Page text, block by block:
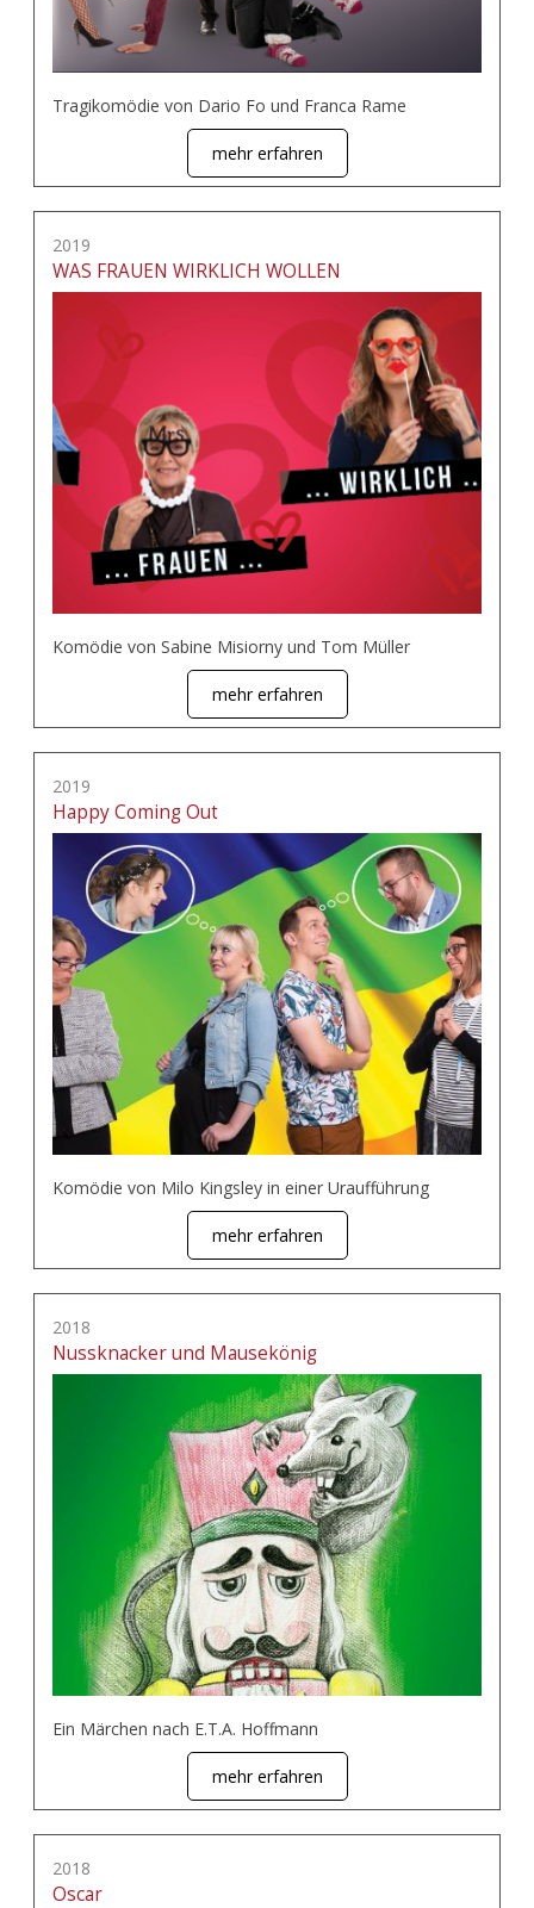
Tragikomödie von Dario Fo und Franca Rame
mehr erfahren
2019
WAS FRAUEN WIRKLICH WOLLEN
Komödie von Sabine Misiorny und Tom Müller
mehr erfahren
2019
Happy Coming Out
Komödie von Milo Kingsley in einer Uraufführung
mehr erfahren
2018
Nussknacker und Mausekönig
Ein Märchen nach E.T.A. Hoffmann
mehr erfahren
2018
Oscar